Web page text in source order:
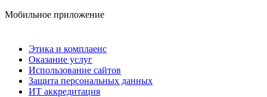
Мобильное приложение
Этика и комплаенс
Оказание услуг
Использование сайтов
Защита персональных данных
ИТ аккредитация